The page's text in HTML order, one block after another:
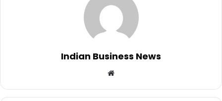
Indian Business News
Website